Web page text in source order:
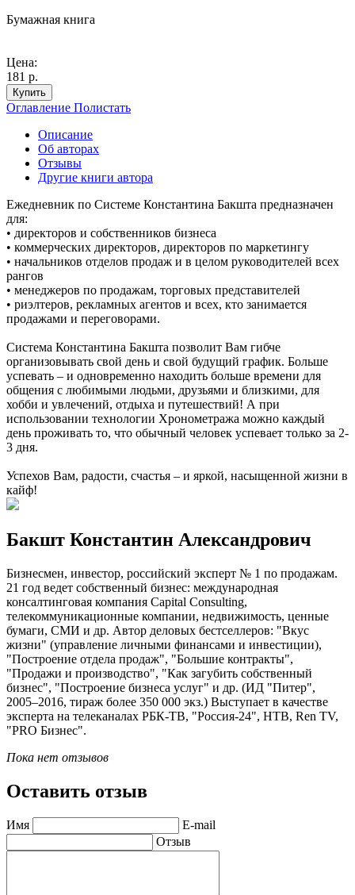
Бумажная книга
Цена:
181 р.
Купить
Оглавление Полистать
Описание
Об авторах
Отзывы
Другие книги автора
Ежедневник по Системе Константина Бакшта предназначен
для:
• директоров и собственников бизнеса
• коммерческих директоров, директоров по маркетингу
• начальников отделов продаж и в целом руководителей всех
рангов
• менеджеров по продажам, торговых представителей
• риэлтеров, рекламных агентов и всех, кто занимается
продажами и переговорами.
Система Константина Бакшта позволит Вам гибче
организовывать свой день и свой будущий график. Больше
успевать – и одновременно находить больше времени для
общения с любимыми людьми, друзьями и близкими, для
хобби и увлечений, отдыха и путешествий! А при
использовании технологии Хронометража можно каждый
день проживать то, что обычный человек успевает только за 2-
3 дня.
Успехов Вам, радости, счастья – и яркой, насыщенной жизни в
кайф!
Бакшт Константин Александрович
Бизнесмен, инвестор, российский эксперт № 1 по продажам.
21 год ведет собственный бизнес: международная
консалтинговая компания Capital Consulting,
телекоммуникационные компании, недвижимость, ценные
бумаги, СМИ и др. Автор деловых бестселлеров: "Вкус
жизни" (управление личными финансами и инвестиции),
"Построение отдела продаж", "Большие контракты",
"Продажи и производство", "Как загубить собственный
бизнес", "Построение бизнеса услуг" и др. (ИД "Питер",
2005–2016, тираж более 350 000 экз.) Выступает в качестве
эксперта на телеканалах РБК-ТВ, "Россия-24", НТВ, Ren TV,
"PRO Бизнес".
Пока нет отзывов
Оставить отзыв
Имя
E-mail
Отзыв